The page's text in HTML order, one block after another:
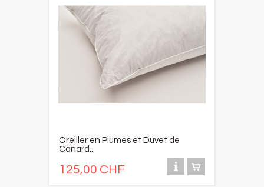
Oreiller en Plumes et Duvet de
Canard...
125,00 CHF